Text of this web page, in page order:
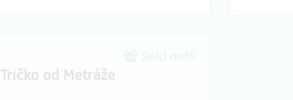
Tričko od Metráže